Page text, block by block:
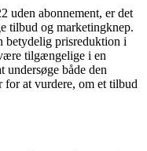
uden abonnement, er det
tilbud og marketingknep.
prisreduktion i
tilgængelige i en
både den
for at vurdere, om et tilbud